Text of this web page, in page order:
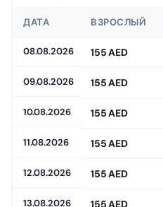
ДАТА ВЗРОСЛЫЙ
08.08.2026 155 AED
09.08.2026 155 AED
10.08.2026 155 AED
11.08.2026 155 AED
12.08.2026 155 AED
13.08.2026 155 AED